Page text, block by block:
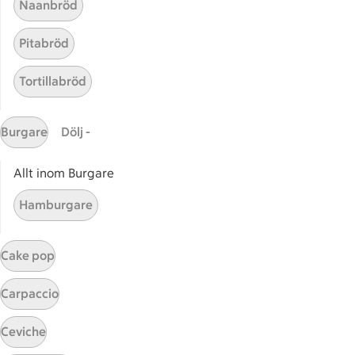
Sidfot
Få snabbt svar
FAQ
Kundservice
Bli stammis på ICA
ICAs inspirationsmejl
Prenumerera
Handla
Handla online
ICAs matkasse
Catering
Naanbröd
Pitabröd
Tortillabröd
Burgare Dölj -
Allt inom Burgare
Hamburgare
Cake pop
Carpaccio
Ceviche